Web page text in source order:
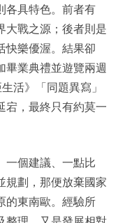
各具特色。前者有
大戰之源；後者則是
快樂優渥。結果卻
畢業典禮並遊覽兩週
活》「同題異寫」
宕，最終只有約莫一
一個建議、一點比
規劃，那便放棄國家
的東南歐。經驗所